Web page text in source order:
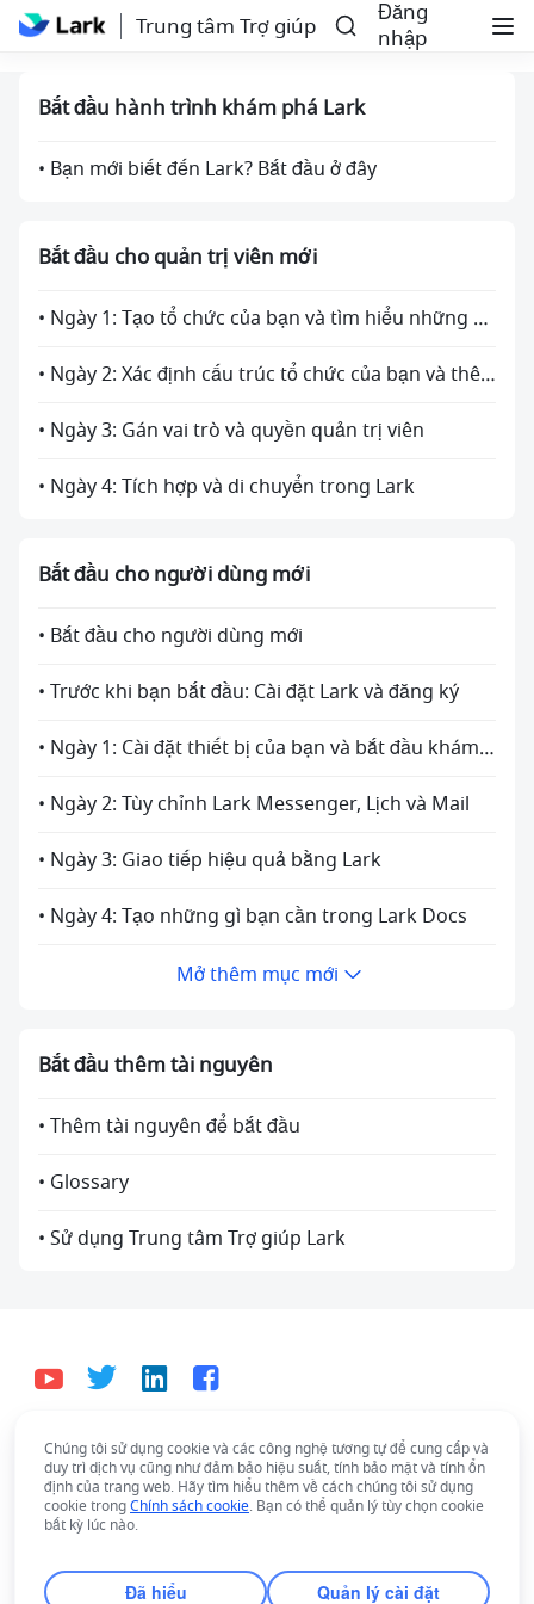
Trung tâm Trợ giúp
Đăng
nhập
Bắt đầu hành trình khám phá Lark
• Bạn mới biết đến Lark? Bắt đầu ở đây
Bắt đầu cho quản trị viên mới
• Ngày 1: Tạo tổ chức của bạn và tìm hiểu những gì quản trị viên có thể làm
• Ngày 2: Xác định cấu trúc tổ chức của bạn và thêm thành viên
• Ngày 3: Gán vai trò và quyền quản trị viên
• Ngày 4: Tích hợp và di chuyển trong Lark
Bắt đầu cho người dùng mới
• Bắt đầu cho người dùng mới
• Trước khi bạn bắt đầu: Cài đặt Lark và đăng ký
• Ngày 1: Cài đặt thiết bị của bạn và bắt đầu khám phá Lark
• Ngày 2: Tùy chỉnh Lark Messenger, Lịch và Mail
• Ngày 3: Giao tiếp hiệu quả bằng Lark
• Ngày 4: Tạo những gì bạn cần trong Lark Docs
Mở thêm mục mới
Bắt đầu thêm tài nguyên
• Thêm tài nguyên để bắt đầu
• Glossary
• Sử dụng Trung tâm Trợ giúp Lark
Tiếng Việt
Bahasa Indonesia Deutsch English
Español
Français
Italiano
Tiếng Việt
ไทย 한국어 日本語
中文
Singapore with offices worldwide.
Chúng tôi sử dụng cookie và các công nghệ tương tự để cung cấp và
duy trì dịch vụ cũng như đảm bảo hiệu suất, tính bảo mật và tính ổn
định của trang web. Hãy tìm hiểu thêm về cách chúng tôi sử dụng
cookie trongChính sách cookie. Bạn có thể quản lý tùy chọn cookie
bất kỳ lúc nào.
Đã hiểu Quản lý cài đặt